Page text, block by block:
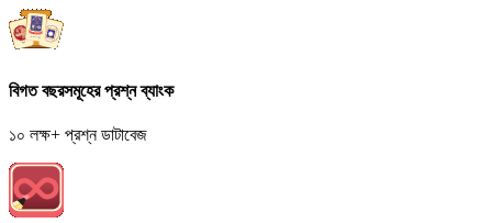
বিগত বছরসমূহের প্রশ্ন ব্যাংক
১০ লক্ষ+ প্রশ্ন ডাটাবেজ